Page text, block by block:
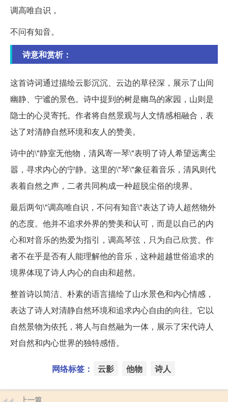
调高唯自识，
不问有知音。
诗意和赏析：
这首诗词通过描绘云影沉沉、云边的草径深，展示了山间
幽静、宁谧的景色。诗中提到的树是幽鸟的家园，山则是
隐士的心灵寄托。作者将自然景观与人文情感相融合，表
达了对清静自然环境和友人的赞美。
诗中的\"静室无他物，清风寄一琴\"表明了诗人希望远离尘
嚣，寻求内心的宁静。这里的\"琴\"象征着音乐，清风则代
表着自然之声，二者共同构成一种超脱尘俗的境界。
最后两句\"调高唯自识，不问有知音\"表达了诗人超然物外
的态度。他并不追求外界的赞美和认可，而是以自己的内
心和对音乐的热爱为指引，调高琴弦，只为自己欣赏。作
者不在乎是否有人能理解他的音乐，这种超越世俗追求的
境界体现了诗人内心的自由和超然。
整首诗以简洁、朴素的语言描绘了山水景色和内心情感，
表达了诗人对清静自然环境和追求内心自由的向往。它以
自然景物为依托，将人与自然融为一体，展示了宋代诗人
对自然和内心世界的独特感悟。
网络标签： 云影 他物 诗人
上一篇